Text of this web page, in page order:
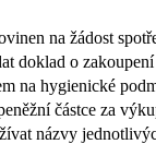
na žádost
doklad o
na hygienické
částce za
názvy